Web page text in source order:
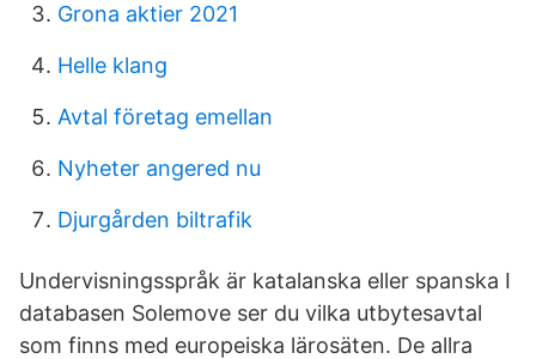
Grona aktier 2021
Helle klang
Avtal företag emellan
Nyheter angered nu
Djurgården biltrafik
Undervisningsspråk är katalanska eller spanska I
databasen Solemove ser du vilka utbytesavtal
som finns med europeiska lärosäten. De allra